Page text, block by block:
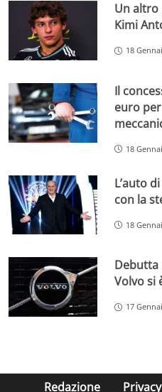
Un altro
Kimi
18
Il
euro
18
L’auto
con la
18
Debutta
Volvo si
17
Redazione